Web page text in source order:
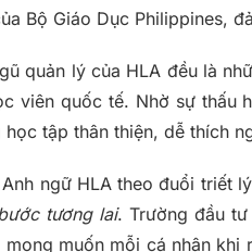
Bộ Giáo Dục Philippines,
quản lý của HLA đều là
viên quốc tế. Nhờ sự thấu
tập thân thiện, dễ thích
ngữ HLA theo đuổi triết lý
tương lai. Trường đầu
muốn mỗi cá nhân